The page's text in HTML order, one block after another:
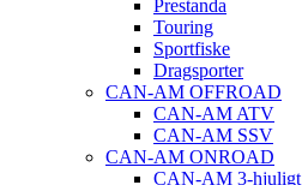
Prestanda
Touring
Sportfiske
Dragsporter
CAN-AM OFFROAD
CAN-AM ATV
CAN-AM SSV
CAN-AM ONROAD
CAN-AM 3-hjuligt